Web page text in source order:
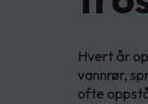
Hvert år
vannrør,
ofte